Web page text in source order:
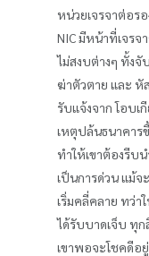
หน่วยเจรจาต่อร
NIC มีหน้าที่เจรจ
ไม่สงบต่างๆ ทั้ง
ฆ่าตัวตาย และ หั
รับแจ้งจาก โอบเ
เหตุปล้นธนาคาร
ทำให้เขาต้องรีบ
เป็นการด่วน แม้จ
เริ่มคลี่คลาย ทว่า
ได้รับบาดเจ็บ ทุ
เขาพอจะโชคดี